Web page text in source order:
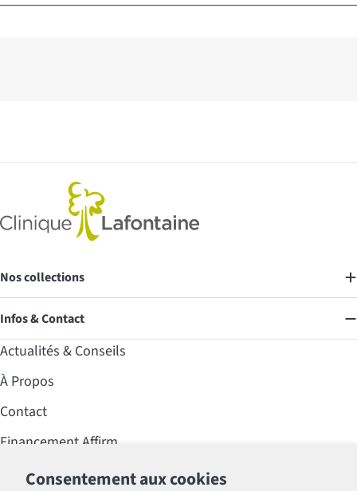
Consentement aux cookies
Nos collections
Infos & Contact
Actualités & Conseils
À Propos
Contact
Financement Affirm
Foire aux questions (FAQ)